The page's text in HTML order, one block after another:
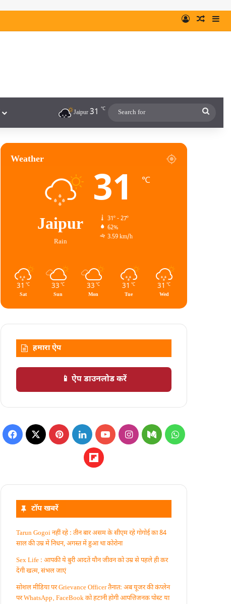
Jaipur31 ℃
Weather
Jaipur
Rain
31 ℃
31º - 27º
62%
3.59 km/h
31 ℃
Sat
33 ℃
Sun
33 ℃
Mon
31 ℃
Tue
31 ℃
Wed
हमारा ऐप
📱 ऐप डाउनलोड करें
टॉप खबरें
Tarun Gogoi नहीं रहे : तीन बार असम के सीएम रहे गोगोई का 84
साल की उम्र में निधन, अगस्त में हुआ था कोरोना
Sex Life : आपकी ये बुरी आदतें याैन जीवन को उम्र से पहले ही कर
देंगी खत्म, संभल जाएं
सोशल मीडिया पर Grievance Officer तैनात: अब यूजर की कंप्लेन
पर WhatsApp‚ FaceBook को हटानी होगी आपत्तिजनक पोस्ट या